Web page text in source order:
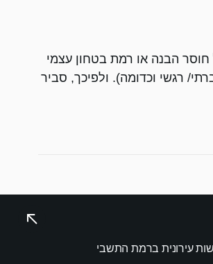
הבנה או רמת בטחון עצמי
רגשי וכדומה). ולפיכך, סביר